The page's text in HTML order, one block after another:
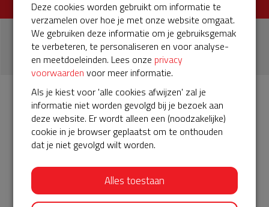
1
donatie
Info Donateurs 1
Het servicepakket van onze BuurtAED bij "de
AED gebruiksklaar blijft. Help je mee? Doneer voor ons
servicepakket!
Deze cookies worden gebruikt om informatie te
verzamelen over hoe je met onze website omgaat.
We gebruiken deze informatie om je gebruiksgemak
te verbeteren, te personaliseren en voor analyse-
en meetdoeleinden. Lees onze privacy
voorwaarden voor meer informatie.
Als je kiest voor 'alle cookies afwijzen' zal je
informatie niet worden gevolgd bij je bezoek aan
deze website. Er wordt alleen een (noodzakelijke)
cookie in je browser geplaatst om te onthouden
dat je niet gevolgd wilt worden.
Alles toestaan